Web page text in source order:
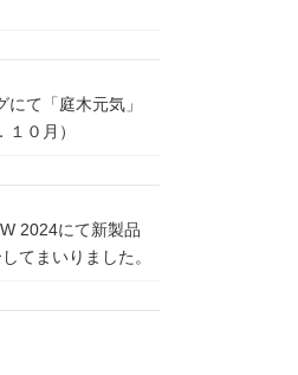
て「庭木元気」
０月）
2024にて新製品
てまいりました。